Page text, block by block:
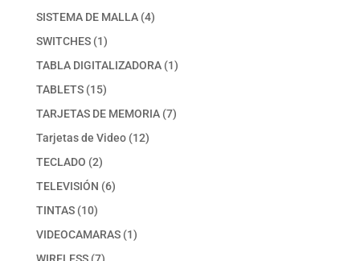
productos
SISTEMA DE MALLA 44
SWITCHES 11
producto
TABLA DIGITALIZADORA 11
TABLETS 1515
productos
TARJETAS DE MEMORIA 77
Tarjetas de Video 1212
TECLADO 22
productos
TELEVISIÓN 66
TINTAS 1010
productos
VIDEOCAMARAS 11
7